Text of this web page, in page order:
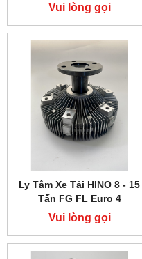
Vui lòng gọi
Ly Tâm Xe Tải HINO 8 - 15
Tấn FG FL Euro 4
Vui lòng gọi